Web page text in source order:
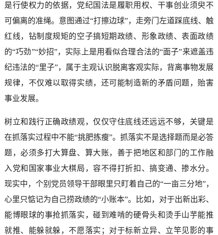
是行使权力的依据，党纪国法是履职用权、干事创业须臾不
可偏离的准绳。意图通过“打擦边球”，走旁门左道踩底线、触
红线，钻制度规矩的空子搞短期政绩、形象政绩、表面政绩
的“巧劲”“妙招”，实际上是用看似合理合法的“面子”来遮盖违
纪违法的“里子”，属于主观认识脱离客观实际，背离事物发展
规律，不仅难以取得实绩，还可能制造新的矛盾问题，贻害
事业发展。
树立和践行正确政绩观，仅仅守住底线还远远不够，关键是
在抓落实过程中不能“挑肥拣瘦”。抓落实不是选择题而是必答
题，必须多打大算盘、算大账，善于把地区和部门的工作融
入党和国家事业大棋局，容不得打折扣、搞变通、掺水分。
现实中，个别党员领导干部眼里只盯着自己的“一亩三分地”，
心里只惦记为自己捞政绩的“小账本”。比如，对于出新出彩、
能博眼球的事抢抓落实，碰到难啃的硬骨头和烫手山芋能推
就推、能躲就躲，不愿落实；对于标新立异、立竿见影的事